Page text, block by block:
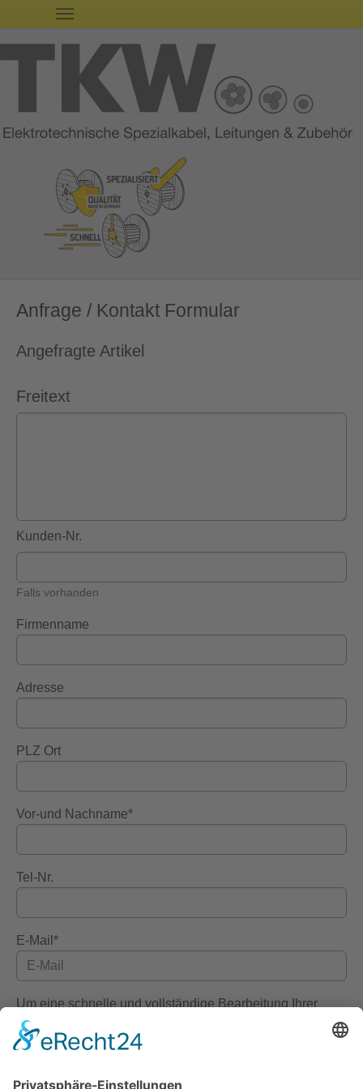
Anfrage / Kontakt Formular
Angefragte Artikel
Freitext
Kunden-Nr.
Falls vorhanden
Firmenname
Adresse
PLZ Ort
Vor-und Nachname*
Tel-Nr.
E-Mail*
Um eine schnelle und vollständige Bearbeitung Ihrer
Anfrage zu ermöglichen, bitten wir Sie Vor- und
Nachname, E-Mail-Adresse und auch Ihre Adresse mit